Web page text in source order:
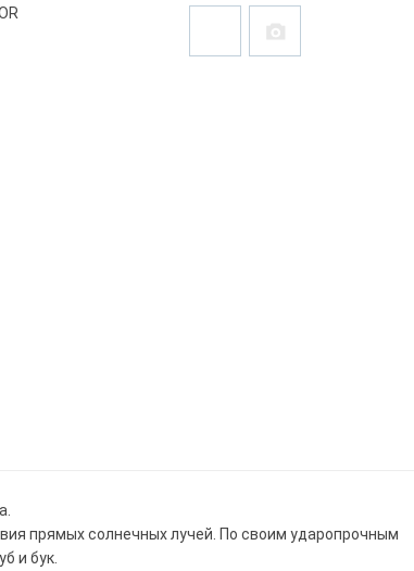
прямых солнечных лучей. По своим ударопрочным
и бук.